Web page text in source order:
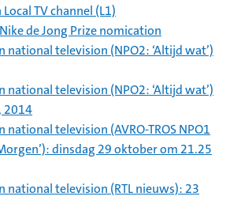
TV channel (L1)
de Jong Prize nomication
national television (NPO2: ‘Altijd wat’)
national television (NPO2: ‘Altijd wat’)
2014
national television (AVRO-TROS NPO1
dinsdag 29 oktober om 21.25
national television (RTL nieuws): 23